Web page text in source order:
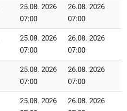
25.08. 2026
07:00
26.08. 2026
07:00
25.08. 2026
07:00
26.08. 2026
07:00
25.08. 2026
07:00
26.08. 2026
07:00
25.08. 2026
26.08. 2026